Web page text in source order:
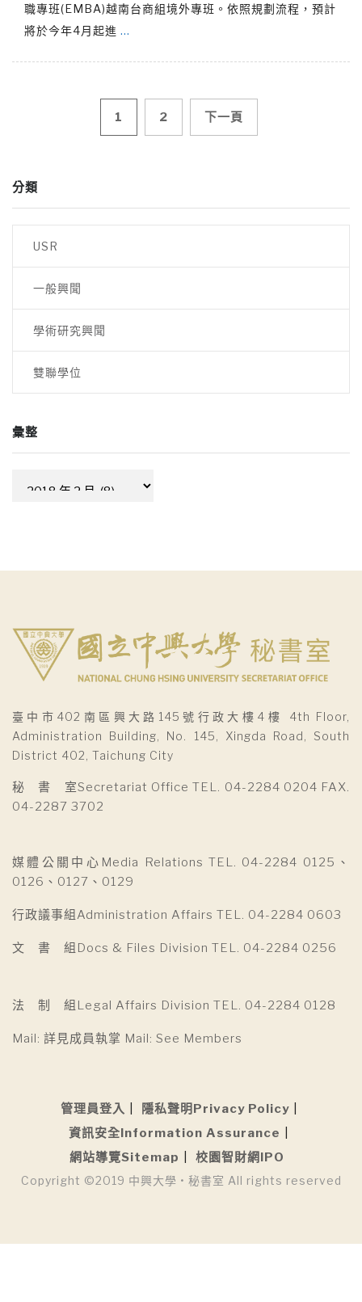
職專班(EMBA)越南台商組境外專班。依照規劃流程，預計
將於今年4月起進 …
導
覽
1 2 下一頁
分類
USR
一般興聞
學術研究興聞
雙聯學位
彙整
臺中市402南區興大路145號行政大樓4樓 4th Floor,
Administration Building, No. 145, Xingda Road, South
District 402, Taichung City
秘 書 室Secretariat Office TEL. 04-2284 0204 FAX.
04-2287 3702
媒體公關中心Media Relations TEL. 04-2284 0125、
0126、0127、0129
行政議事組Administration Affairs TEL. 04-2284 0603
文 書 組Docs & Files Division TEL. 04-2284 0256
法 制 組Legal Affairs Division TEL. 04-2284 0128
Mail: 詳見成員執掌 Mail: See Members
管理員登入
隱私聲明Privacy Policy
資訊安全Information Assurance
網站導覽Sitemap
校園智財網IPO
Copyright ©2019 中興大學 • 秘書室 All rights reserved